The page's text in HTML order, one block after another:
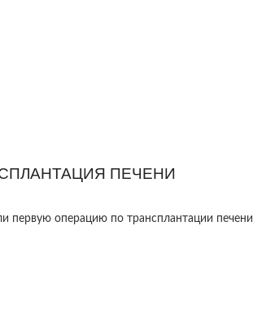
ПЕЧЕНИ
первую операцию по трансплантации печени